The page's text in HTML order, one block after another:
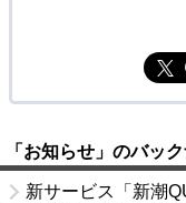
「お知らせ」のバッ
新サービス「新潮